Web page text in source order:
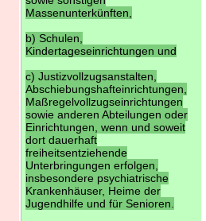
Massenunterkünften,
b) Schulen,
Kindertageseinrichtungen und
c) Justizvollzugsanstalten,
Abschiebungshafteinrichtungen,
Maßregelvollzugseinrichtungen
sowie anderen Abteilungen oder
Einrichtungen, wenn und soweit
dort dauerhaft
freiheitsentziehende
Unterbringungen erfolgen,
insbesondere psychiatrische
Krankenhäuser, Heime der
Jugendhilfe und für Senioren.